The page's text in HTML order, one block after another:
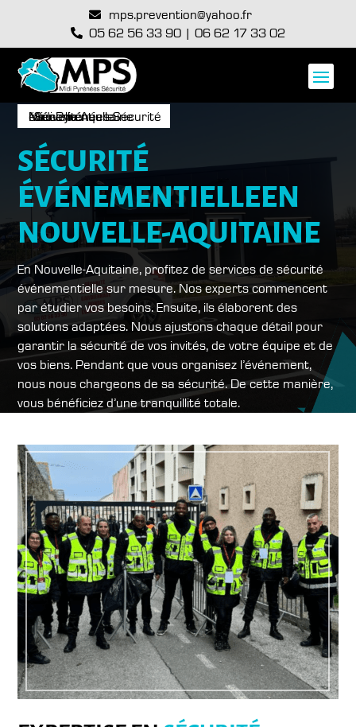
 mps.prevention@yahoo.fr
 05 62 56 33 90 | 06 62 17 33 02
Midi-Pyrénées Sécurité : Sécurité événementielle Nouvelle-Aquitaine
SÉCURITÉ
ÉVÉNEMENTIELLEEN
NOUVELLE-AQUITAINE
En Nouvelle-Aquitaine, profitez de services de sécurité
événementielle sur mesure. Nos experts commencent
par étudier vos besoins. Ensuite, ils élaborent des
solutions adaptées. Nous ajustons chaque détail pour
garantir la sécurité de vos invités, de votre équipe et de
vos biens. Pendant que vous organisez l’événement,
nous nous chargeons de sa sécurité. De cette manière,
vous bénéficiez d’une tranquillité totale.